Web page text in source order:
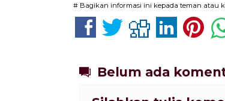
# Bagikan informasi ini kepada teman atau
Belum ada